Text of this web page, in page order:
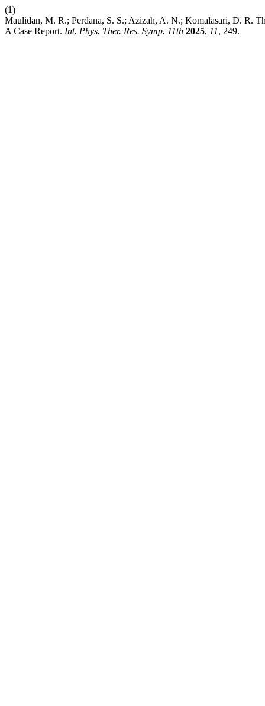
(1)
Maulidan, M. R.; Perdana, S. S.; Azizah, A. N.; Komalasari, D. R.
A Case Report. Int. Phys. Ther. Res. Symp. 11th 2025, 11, 249.